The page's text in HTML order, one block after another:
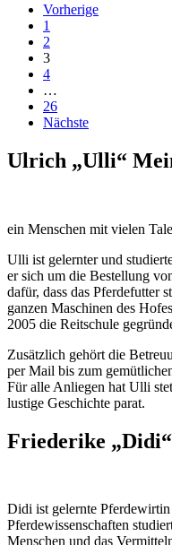
Vorherige
1
2
3
4
…
26
Nächste
Ulrich „Ulli“
ein Menschen mit vielen
Ulli ist gelernter und
er sich um die Bestellung
dafür, dass das Pferdefutter
ganzen Maschinen des
2005 die Reitschule
Zusätzlich gehört die
per Mail bis zum
Für alle Anliegen hat Ulli
lustige Geschichte parat.
Friederike
Didi ist gelernte
Pferdewissenschaften
Menschen und das